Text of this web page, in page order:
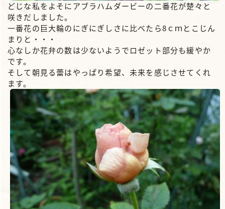
どじな私をよそにアブラハムダービーの二番花が楚々と
咲きだしました。
一番花の巨大輪のにぎにぎしさに比べたら8ｃｍとこじん
まりと・・・
心なしか花弁の数は少ないようでロゼット部分も緩やか
です。
そして朝見る蕾はやっぱり希望、未来を感じさせてくれ
ます。